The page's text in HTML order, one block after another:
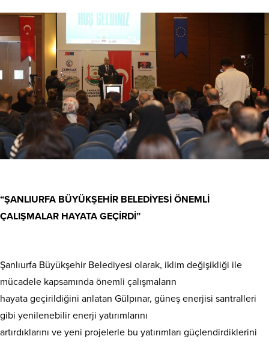
“ŞANLIURFA BÜYÜKŞEHİR BELEDİYESİ ÖNEMLİ
ÇALIŞMALAR HAYATA GEÇİRDİ”
Şanlıurfa Büyükşehir Belediyesi olarak, iklim değişikliği ile
mücadele kapsamında önemli çalışmaların
hayata geçirildiğini anlatan Gülpınar, güneş enerjisi santralleri
gibi yenilenebilir enerji yatırımlarını
artırdıklarını ve yeni projelerle bu yatırımları güçlendirdiklerini